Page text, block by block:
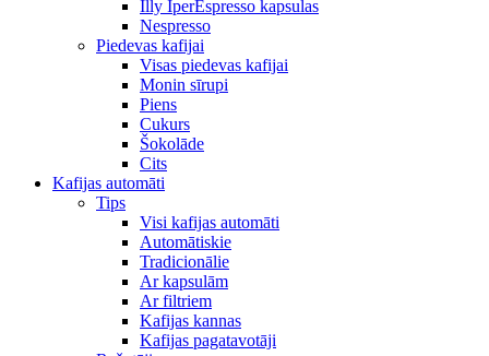
Illy IperEspresso kapsulas
Nespresso
Piedevas kafijai
Visas piedevas kafijai
Monin sīrupi
Piens
Cukurs
Šokolāde
Cits
Kafijas automāti
Tips
Visi kafijas automāti
Automātiskie
Tradicionālie
Ar kapsulām
Ar filtriem
Kafijas kannas
Kafijas pagatavotāji